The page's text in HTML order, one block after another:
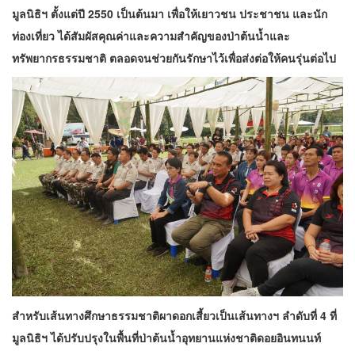
มูลนิธิฯ ตั้งแต่ปี 2550 เป็นต้นมา เพื่อให้เยาวชน ประชาชน และนัก
ท่องเที่ยว ได้สัมผัสคุณค่าและความสำคัญของป่าต้นน้ำและ
ทรัพยากรธรรมชาติ ตลอดจนช่วยกันรักษาไว้เพื่อส่งต่อให้คนรุ่นต่อไป
สำหรับเส้นทางศึกษาธรรมชาติผาดอกเสี้ยวเป็นเส้นทางฯ ลำดับที่ 4 ที่
มูลนิธิฯ ได้ปรับปรุงในพื้นที่ป่าต้นน้ำอุทยานแห่งชาติดอยอินทนนท์